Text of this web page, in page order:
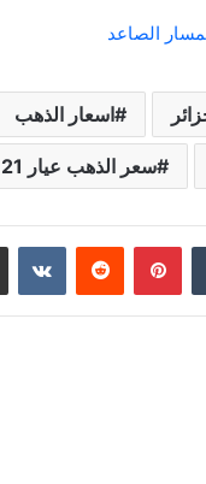
الصاعد
اسعار الذهب
سعر الذهب عيار 21
بينتيريست